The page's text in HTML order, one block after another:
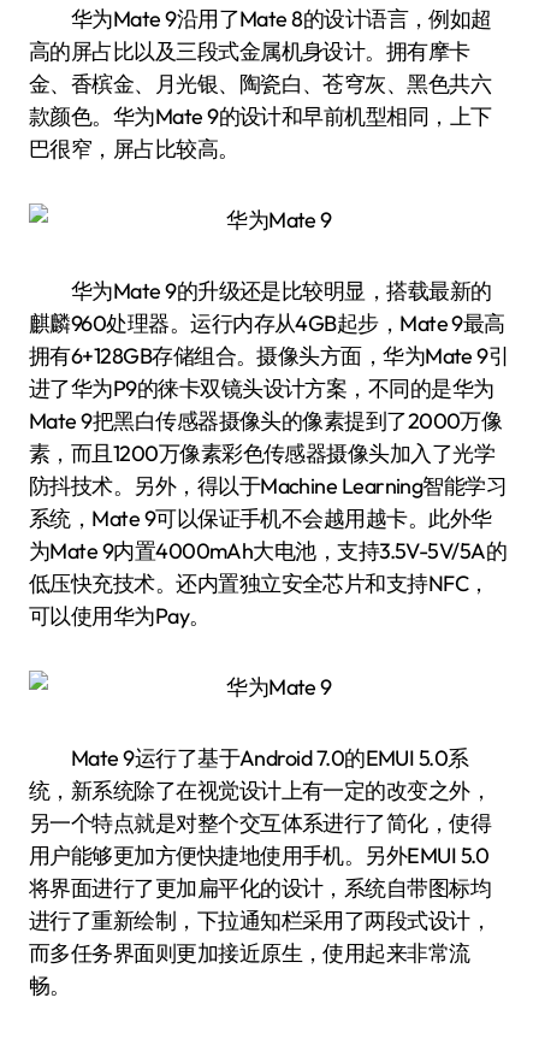
华为Mate 9沿用了Mate 8的设计语言，例如超
高的屏占比以及三段式金属机身设计。拥有摩卡
金、香槟金、月光银、陶瓷白、苍穹灰、黑色共六
款颜色。华为Mate 9的设计和早前机型相同，上下
巴很窄，屏占比较高。
华为Mate 9的升级还是比较明显，搭载最新的
麒麟960处理器。运行内存从4GB起步，Mate 9最高
拥有6+128GB存储组合。摄像头方面，华为Mate 9引
进了华为P9的徕卡双镜头设计方案，不同的是华为
Mate 9把黑白传感器摄像头的像素提到了2000万像
素，而且1200万像素彩色传感器摄像头加入了光学
防抖技术。另外，得以于Machine Learning智能学习
系统，Mate 9可以保证手机不会越用越卡。此外华
为Mate 9内置4000mAh大电池，支持3.5V-5V/5A的
低压快充技术。还内置独立安全芯片和支持NFC，
可以使用华为Pay。
Mate 9运行了基于Android 7.0的EMUI 5.0系
统，新系统除了在视觉设计上有一定的改变之外，
另一个特点就是对整个交互体系进行了简化，使得
用户能够更加方便快捷地使用手机。另外EMUI 5.0
将界面进行了更加扁平化的设计，系统自带图标均
进行了重新绘制，下拉通知栏采用了两段式设计，
而多任务界面则更加接近原生，使用起来非常流
畅。